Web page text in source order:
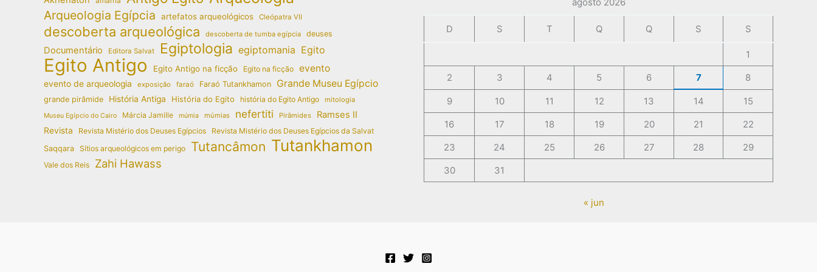
Arqueologia Egípcia artefatos arqueológicos Cleópatra VII
descoberta arqueológica descoberta de tumba egípcia deuses
Documentário Editora Salvat Egiptologia egiptomania Egito
Egito Antigo Egito Antigo na ficção Egito na ficção evento
evento de arqueologia exposição faraó Faraó Tutankhamon Grande Museu Egípcio
grande pirâmide História Antiga História do Egito história do Egito Antigo mitologia
Museu Egípcio do Cairo Márcia Jamille múmia múmias nefertiti Pirâmides Ramses II
Revista Revista Mistério dos Deuses Egípcios
Revista Mistério dos Deuses Egípcios da Salvat
Saqqara Sítios arqueológicos em perigo Tutancâmon Tutankhamon
Vale dos Reis Zahi Hawass
D S T Q Q S S
1
2
3 4 5 6 7 8
9 10 11 12 13 14
15
16
17 18 19 20 21
22
23
24 25 26 27 28
29
30
31
« jun